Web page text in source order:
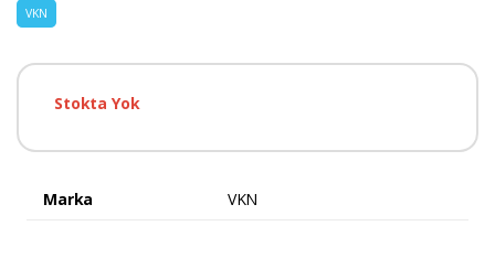
VKN
Stokta Yok
Marka VKN